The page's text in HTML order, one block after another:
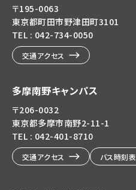
〒195-0063
東京都町田市野津田町3101
TEL : 042-734-0050
交通アクセス
多摩南野キャンパス
〒206-0032
東京都多摩市南野2-11-1
TEL : 042-401-8710
交通アクセス バス時刻表